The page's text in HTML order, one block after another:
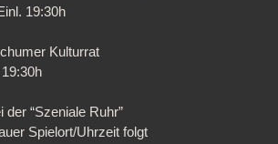
19:30h
Kulturrat
der “Szeniale Ruhr”
Spielort/Uhrzeit folgt